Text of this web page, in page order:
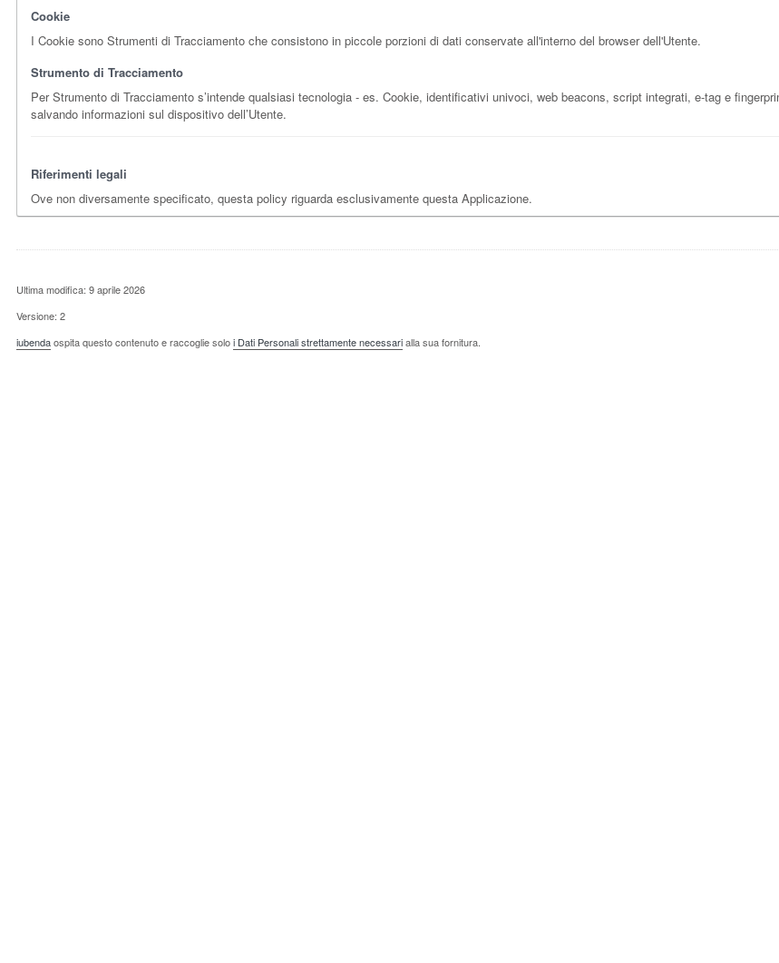
Cookie
I Cookie sono Strumenti di Tracciamento che consistono in piccole porzioni di dati conservate all'interno del browser dell'Utente.
Strumento di Tracciamento
Per Strumento di Tracciamento s’intende qualsiasi tecnologia - es. Cookie, identificativi univoci, web beacons, script integrati, e-tag e
salvando informazioni sul dispositivo dell’Utente.
Riferimenti legali
Ove non diversamente specificato, questa policy riguarda esclusivamente questa Applicazione.
Ultima modifica: 9 aprile 2026
Versione: 2
iubendaospita questo contenuto e raccoglie soloi Dati Personali strettamente necessarialla sua fornitura.